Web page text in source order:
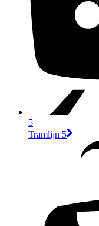
5
Tramlijn 5